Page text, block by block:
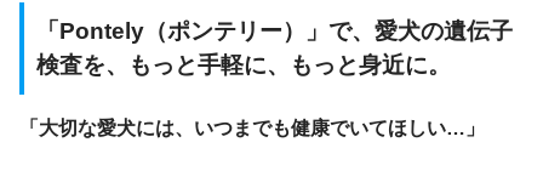
「Pontely（ポンテリー）」で、愛犬の遺伝子
検査を、もっと手軽に、もっと身近に。
「大切な愛犬には、いつまでも健康でいてほしい…」